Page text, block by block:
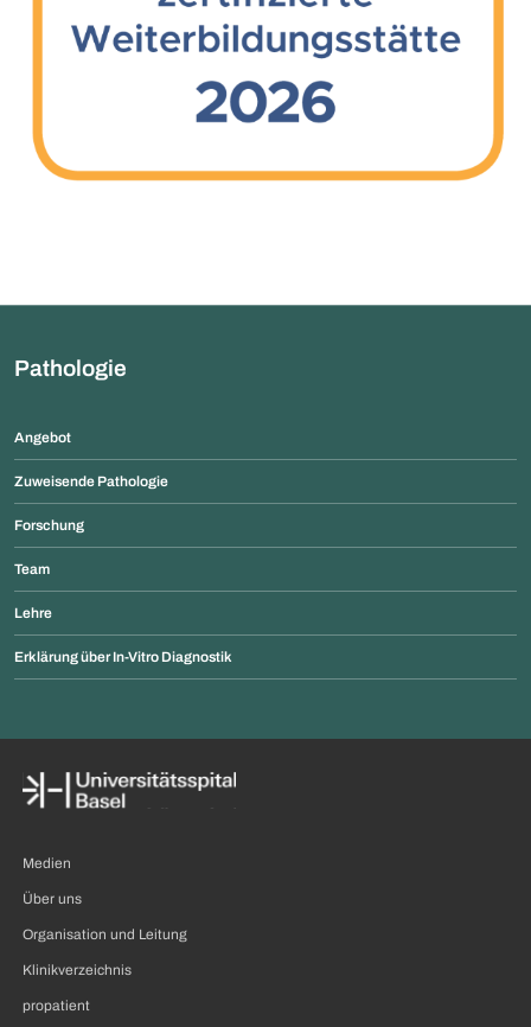
Pathologie
Angebot
Zuweisende Pathologie
Forschung
Team
Lehre
Erklärung über In-Vitro Diagnostik
Medien
Über uns
Organisation und Leitung
Klinikverzeichnis
propatient